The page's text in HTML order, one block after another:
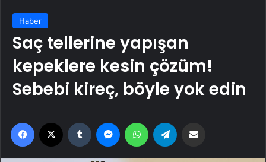
Haber
Saç tellerine yapışan
kepeklere kesin çözüm!
Sebebi kireç, böyle yok edin
Facebook Tumblr MessengerWhatsApp